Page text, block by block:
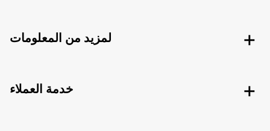
لمزيد من المعلومات
خدمة العملاء